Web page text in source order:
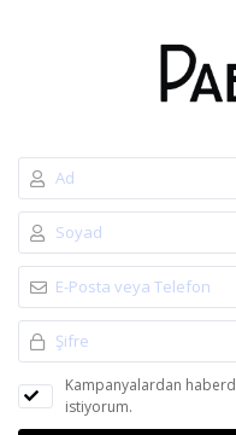
Kampanyalardan
istiyorum.